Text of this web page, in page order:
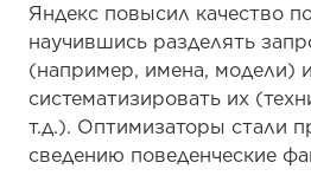
Яндекс повысил качество
научившись разделять
(например, имена, модели) и
систематизировать их
т.д.). Оптимизаторы стали
сведению поведенческие